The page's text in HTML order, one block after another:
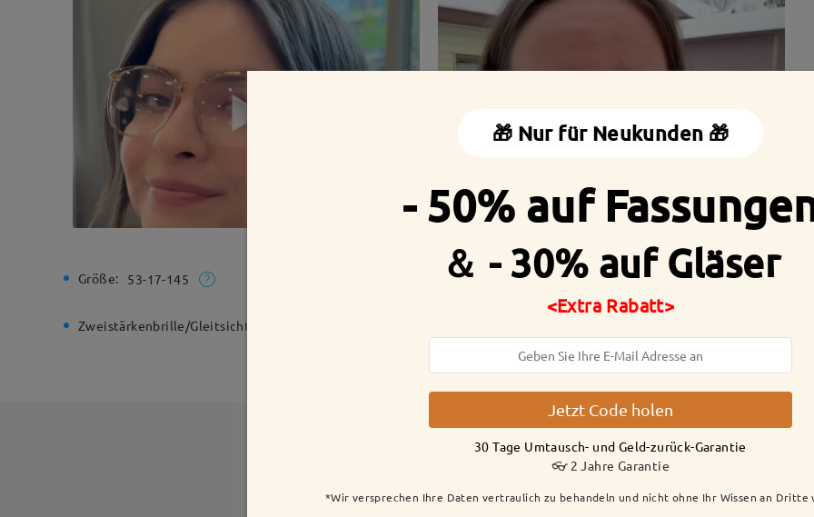
Größe: 53-17-145 127 mm Klein) Diagonale Größe der Gläser:
Zweistärkenbrille/Gleitsichtbrille:
LIEFERUNG
🎁 Nur für Neukunden 🎁
- 50% auf
＆ - 30% auf Gläser
<Extra Rabatt>
Jetzt Code holen
30 Tage Umtausch- und Geld-zurück-Garantie
👓 2 Jahre Garantie
*Wir versprechen Ihre Daten vertraulich zu behandeln und nicht ohne Ihr Wissen an Dritte